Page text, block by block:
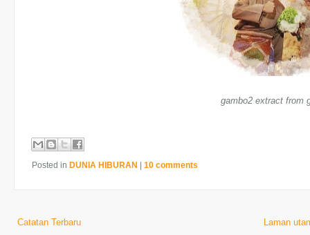
gambo2 extract from
Posted in DUNIA HIBURAN | 10 comments
Catatan Terbaru Laman